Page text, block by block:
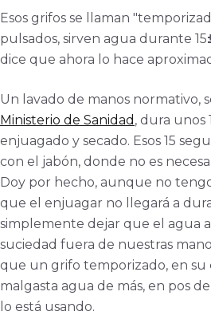
Esos grifos se llaman
pulsados, sirven agua durante 15
dice que ahora lo hace
Un lavado de manos normativo,
Ministerio de Sanidad , dura unos
enjuagado y secado. Esos 15
con el jabón, donde no es
Doy por hecho, aunque no
que el enjuagar no llegará a
simplemente dejar que el agua
suciedad fuera de nuestras
que un grifo temporizado, en
malgasta agua de más, en pos
lo está usando.